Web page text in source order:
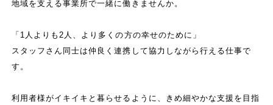
地域を支える事業所で一緒に働きませんか。
「1人よりも2人、より多くの方の幸せのために」
スタッフさん同士は仲良く連携して協力しながら行える仕事で
す。
利用者様がイキイキと暮らせるように、きめ細やかな支援を目指